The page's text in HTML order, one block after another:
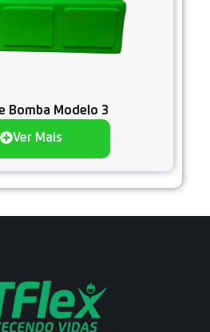
Bomba Modelo 3
Ver Mais